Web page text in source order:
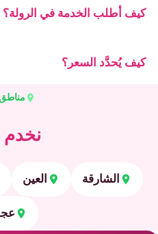
كيف أطلب الخدمة في الرولة؟
كيف يُحدَّد السعر؟
نخدم
الشارقة العين